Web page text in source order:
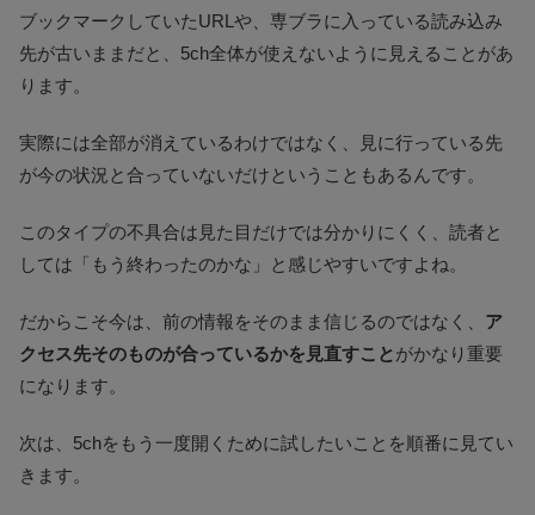
ブックマークしていたURLや、専ブラに入っている読み込み
先が古いままだと、5ch全体が使えないように見えることがあ
ります。
実際には全部が消えているわけではなく、見に行っている先
が今の状況と合っていないだけということもあるんです。
このタイプの不具合は見た目だけでは分かりにくく、読者と
しては「もう終わったのかな」と感じやすいですよね。
だからこそ今は、前の情報をそのまま信じるのではなく、 ア
クセス先そのものが合っているかを見直すことがかなり重要
になります。
次は、5chをもう一度開くために試したいことを順番に見てい
きます。